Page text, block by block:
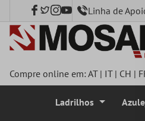
principal Linha de
Compre online em:AT| IT| CH |
Ladrilhos